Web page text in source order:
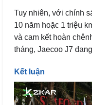
Tuy nhiên, với chính
10 năm hoặc 1 triệu
và cam kết hoàn
tháng, Jaecoo J7
Kết luận